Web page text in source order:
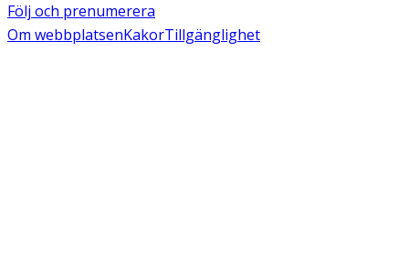
Följ och prenumerera
Om webbplatsenKakorTillgänglighet